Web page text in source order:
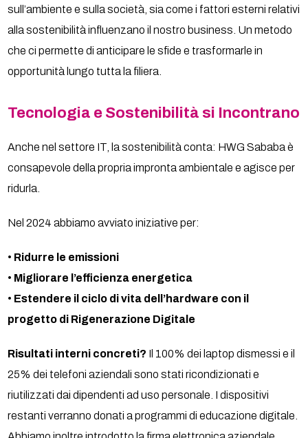
sull’ambiente e sulla società, sia come i fattori esterni relativi
alla sostenibilità influenzano il nostro business. Un metodo
che ci permette di anticipare le sfide e trasformarle in
opportunità lungo tutta la filiera.
Tecnologia e Sostenibilità si Incontrano
Anche nel settore IT, la sostenibilità conta: HWG Sababa è
consapevole della propria impronta ambientale e agisce per
ridurla.
Nel 2024 abbiamo avviato iniziative per:
• Ridurre le emissioni
• Migliorare l’efficienza energetica
• Estendere il ciclo di vita dell’hardware con il
progetto di Rigenerazione Digitale
Risultati interni concreti? Il 100% dei laptop dismessi e il
25% dei telefoni aziendali sono stati ricondizionati e
riutilizzati dai dipendenti ad uso personale. I dispositivi
restanti verranno donati a programmi di educazione digitale.